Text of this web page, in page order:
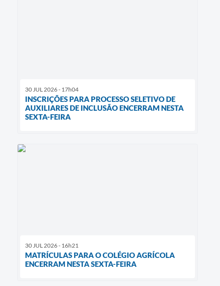
30 JUL 2026 - 17h04
INSCRIÇÕES PARA PROCESSO SELETIVO DE
AUXILIARES DE INCLUSÃO ENCERRAM NESTA
SEXTA-FEIRA
30 JUL 2026 - 16h21
MATRÍCULAS PARA O COLÉGIO AGRÍCOLA
ENCERRAM NESTA SEXTA-FEIRA